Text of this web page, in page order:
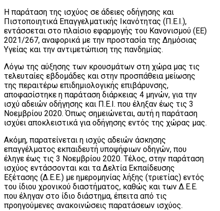
Η παράταση της ισχύος σε άδειες οδήγησης και
Πιστοποιητικά Επαγγελματικής Ικανότητας (Π.Ε.Ι.),
εντάσσεται στο πλαίσιο εφαρμογής του Κανονισμού (ΕΕ)
2021/267, αναφορικά με την προστασία της Δημόσιας
Υγείας και την αντιμετώπιση της πανδημίας.
Λόγω της αύξησης των κρουσμάτων στη χώρα μας τις
τελευταίες εβδομάδες και στην προσπάθεια μείωσης
της περαιτέρω επιδημιολογικής επιβάρυνσης,
αποφασίστηκε η παράταση διάρκειας 4 μηνών, για την
ισχύ αδειών οδήγησης και Π.Ε.Ι. που έληξαν έως τις 3
Νοεμβρίου 2020. Όπως σημειώνεται, αυτή η παράταση
ισχύει αποκλειστικά για οδήγησης εντός της χώρας μας.
Ακόμη, παρατείνεται η ισχύς αδειών άσκησης
επαγγέλματος εκπαιδευτή υποψήφιων οδηγών, που
έληγε έως τις 3 Νοεμβρίου 2020. Τέλος, στην παράταση
ισχύος εντάσσονται και τα Δελτία Εκπαίδευσης
Εξέτασης (Δ.Ε.Ε.) με ημερομηνίας λήξης (τριετίας) εντός
του ίδιου χρονικού διαστήματος, καθώς και των Δ.Ε.Ε.
που έληγαν στο ίδιο διάστημα, έπειτα από τις
προηγούμενες ανακοινώσεις παρατάσεων ισχύος.